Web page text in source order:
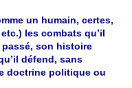
un humain, certes,
les combats qu’il
son histoire
défend, sans
doctrine politique ou